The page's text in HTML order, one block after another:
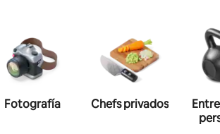
Fotografía Chefs privados